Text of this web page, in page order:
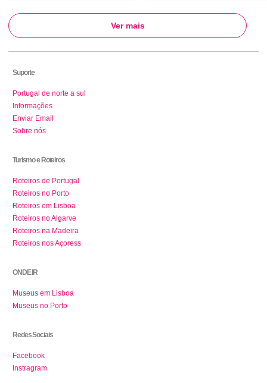
Ver mais
Suporte
Portugal de norte a sul
Informações
Enviar Email
Sobre nós
Turismo e Roteiros
Roteiros de Portugal
Roteiros no Porto
Roteiros em Lisboa
Roteiros no Algarve
Roteiros na Madeira
Roteiros nos Açoress
ONDE IR
Museus em Lisboa
Museus no Porto
Redes Sociais
Facebook
Instragram